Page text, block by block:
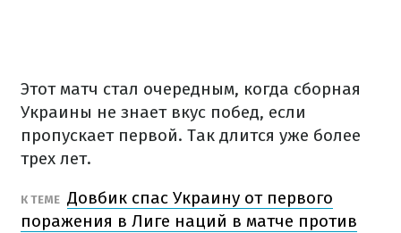
Этот матч стал очередным, когда сборная
Украины не знает вкус побед, если
пропускает первой. Так длится уже более
трех лет.
К ТЕМЕ Довбик спас Украину от первого
поражения в Лиге наций в матче против